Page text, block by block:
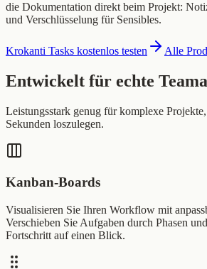
die Dokumentation direkt beim Projekt:
und Verschlüsselung für Sensibles.
Krokanti Tasks kostenlos testen Alle
Entwickelt für echte
Leistungsstark genug für komplexe
Sekunden loszulegen.
Kanban-Boards
Visualisieren Sie Ihren Workflow mit
Verschieben Sie Aufgaben durch Phasen
Fortschritt auf einen Blick.